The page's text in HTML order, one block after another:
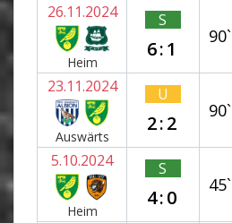
26.11.2024
Heim
S
6:1
90`
23.11.2024
Auswärts
U
2:2
90`
5.10.2024
Heim
S
4:0
45`